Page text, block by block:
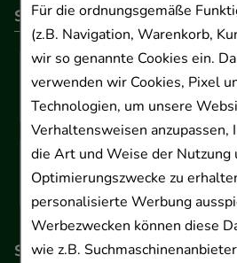
Für die ordnungsgemäße
(z.B. Navigation, Warenkorb,
wir so genannte Cookies ein.
verwenden wir Cookies, Pixel
Technologien, um unsere
Verhaltensweisen anzupassen,
die Art und Weise der
Optimierungszwecke zu
personalisierte Werbung
Werbezwecken können diese
wie z.B.
So können Sie bezahlen
So erreichen Sie uns